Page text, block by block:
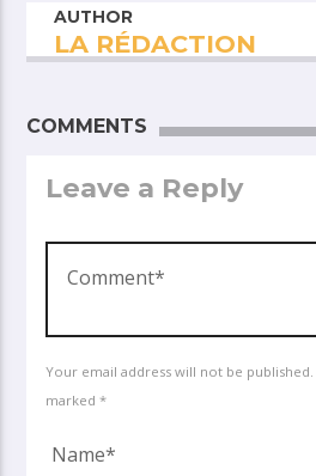
AUTHOR
LA RÉDACTION
COMMENTS
Leave a Reply
Your email address will not be
marked *